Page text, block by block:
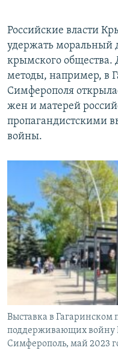
Российские власти
удержать моральный
крымского общества.
методы, например, в
Симферополя
жен и матерей
пропагандистскими
войны.
Выставка в
поддерживающих войну
Симферополь, май 2023